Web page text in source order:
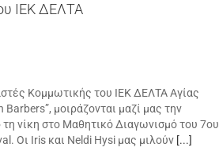
ΙΕΚ ΔΕΛΤΑ
Κομμωτικής του ΙΕΚ ΔΕΛΤΑ Αγίας
μοιράζονται μαζί μας την
τη νίκη στο Μαθητικό Διαγωνισμό του 7ου
Οι Iris και Neldi Hysi μας μιλούν [...]